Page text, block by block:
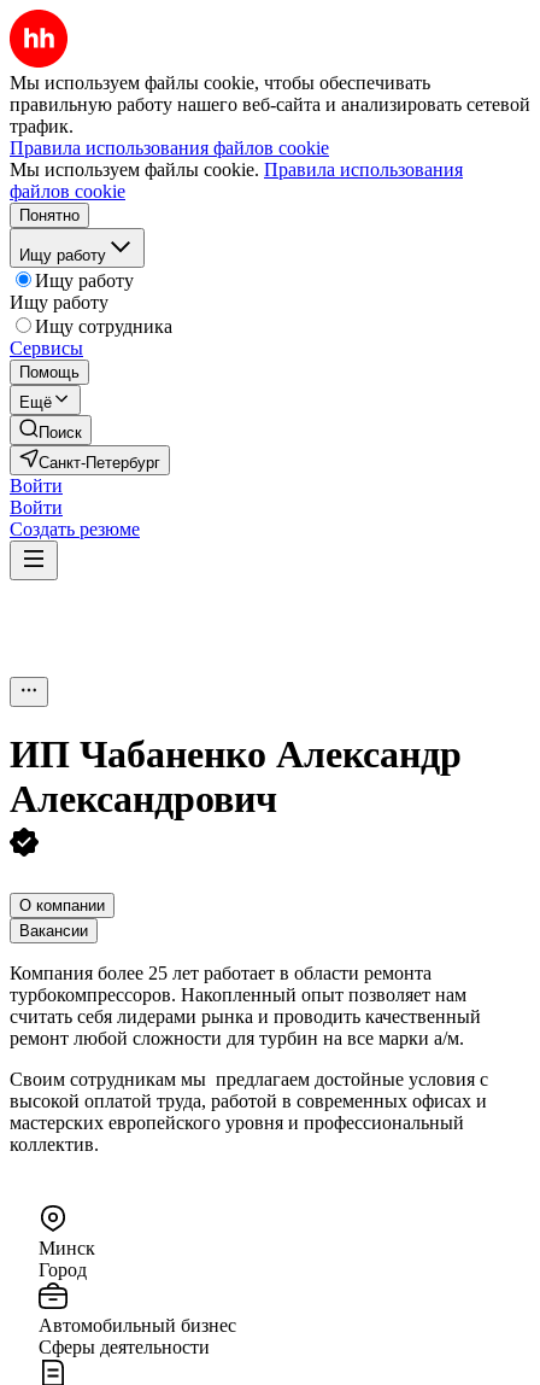
Мы используем файлы cookie, чтобы обеспечивать
правильную работу нашего веб-сайта и анализировать сетевой
трафик.
Правила использования файлов cookie
Мы используем файлы cookie. Правила использования
файлов cookie
Понятно
Ищу работу
Ищу работу
Ищу работу
Ищу сотрудника
Сервисы
Помощь
Ещё
Поиск
Санкт-Петербург
Войти
Войти
Создать резюме
ИП Чабаненко Александр
Александрович
О компании
Вакансии
Компания более 25 лет работает в области ремонта
турбокомпрессоров. Накопленный опыт позволяет нам
считать себя лидерами рынка и проводить качественный
ремонт любой сложности для турбин на все марки а/м.
Своим сотрудникам мы предлагаем достойные условия с
высокой оплатой труда, работой в современных офисах и
мастерских европейского уровня и профессиональный
коллектив.
Минск
Город
Автомобильный бизнес
Сферы деятельности